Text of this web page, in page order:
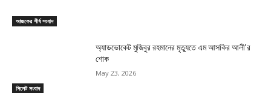
আজকের শীর্ষ সংবাদ
সিলেট সংবাদ
অ্যাডভোকেট মুজিবুর রহমানের মৃত্যুতে এম আসকির আলী’র
শোক
May 23, 2026